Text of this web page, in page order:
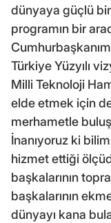
dünyaya güçlü
programın bir
Türkiye Yüzyılı
Milli Teknoloji
elde etmek için
merhametle
İnanıyoruz ki
hizmet ettiği
başkalarının
başkalarının
dünyayı kana